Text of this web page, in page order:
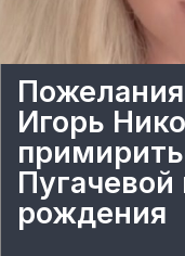
Игорь
Пугачевой
рождения